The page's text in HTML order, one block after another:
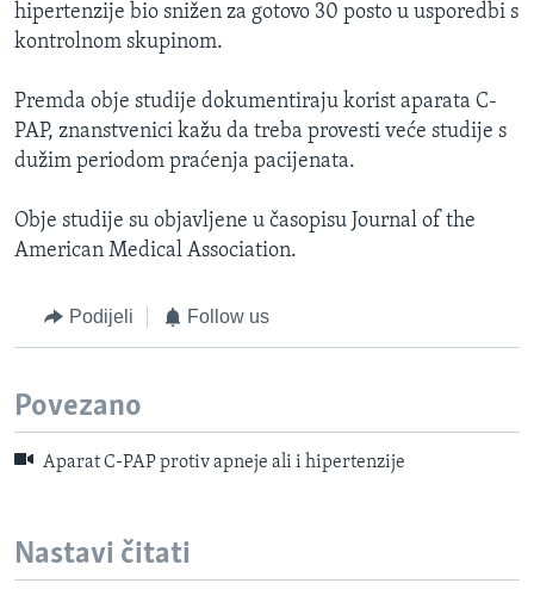
hipertenzije bio snižen za gotovo 30 posto u usporedbi s
kontrolnom skupinom.
Premda obje studije dokumentiraju korist aparata C-
PAP, znanstvenici kažu da treba provesti veće studije s
dužim periodom praćenja pacijenata.
Obje studije su objavljene u časopisu Journal of the
American Medical Association.
Podijeli Follow us
Povezano
Aparat C-PAP protiv apneje ali i hipertenzije
Nastavi čitati